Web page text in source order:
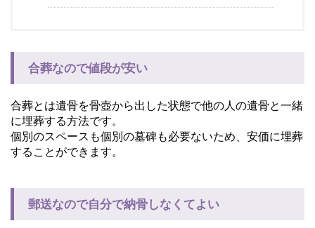
合葬なので値段が安い
合葬とは遺骨を骨壺から出した状態で他の人の遺骨と一緒
に埋葬する方法です。
個別のスペースも個別の墓碑も必要ないため、安価に埋葬
することができます。
郵送なので自分で納骨しなくてよい